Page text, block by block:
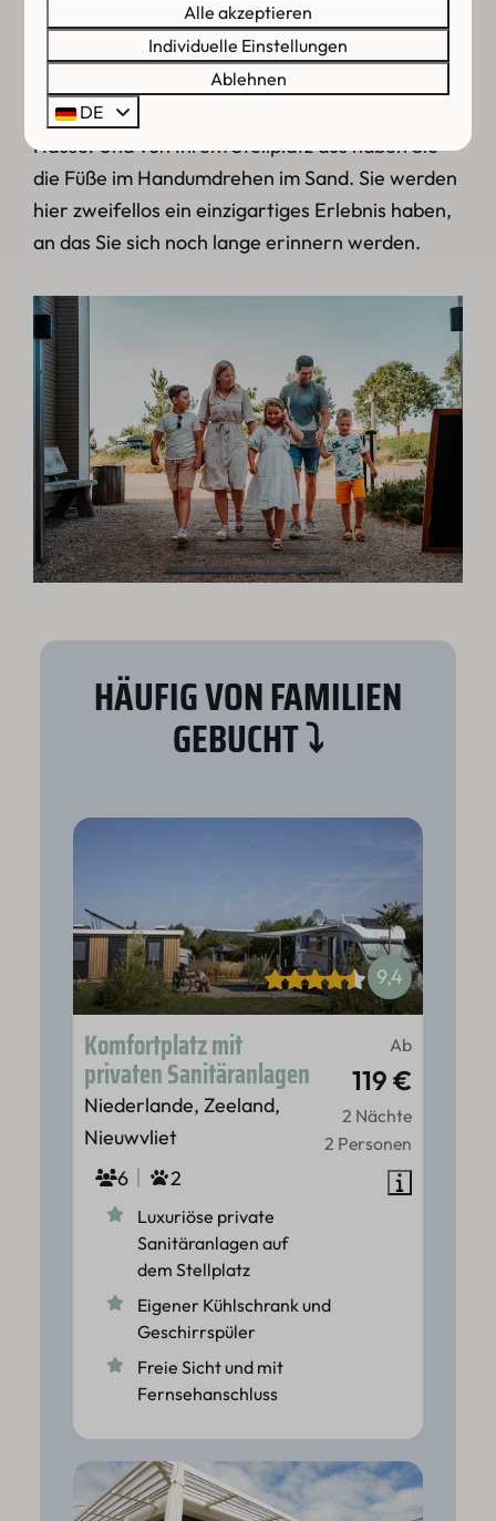
Campingstellplätze übernachten. Möchten Sie
etwas mehr Luxus? Dann können Sie einen
Stellplatz mit eigenen sanitären Anlagen
buchen. Das ist Camping mit dem Luxus von zu
Hause! Und von Ihrem Stellplatz aus haben Sie
die Füße im Handumdrehen im Sand. Sie werden
hier zweifellos ein einzigartiges Erlebnis haben,
an das Sie sich noch lange erinnern werden.
HÄUFIG VON FAMILIEN
GEBUCHT ⤵
9,4
Ab
119 €
2 Nächte
2 Personen
Komfortplatz mit
privaten Sanitäranlagen
Niederlande, Zeeland,
Nieuwvliet
6
2
Luxuriöse private
Sanitäranlagen auf
dem Stellplatz
Eigener Kühlschrank und
Geschirrspüler
Freie Sicht und mit
Fernsehanschluss
Alle akzeptieren
Individuelle Einstellungen
Ablehnen
DE